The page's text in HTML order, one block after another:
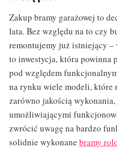
Zakup bramy garażowej to
lata. Bez względu na to czy
remontujemy już istniejący
to inwestycja, która powinna
pod względem
na rynku wiele modeli, które
zarówno jakością
umożliwiającymi
zwrócić uwagę na bardzo
solidnie wykonane bramy